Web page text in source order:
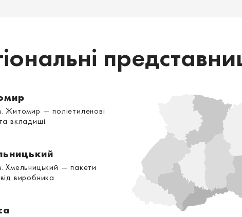
Житомир — поліетиленові
вкладиші.
Хмельницький — пакети
виробника